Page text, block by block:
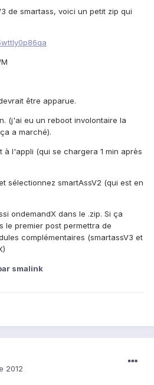
de smartass, voici un petit zip qui
être apparue.
(j'ai eu un reboot involontaire la
a marché).
à l'appli (qui se chargera 1 min après
sélectionnez smartAssV2 (qui est en
ondemandX dans le .zip. Si ça
le premier post permettra de
complémentaires (smartassV3 et
smalink
2012